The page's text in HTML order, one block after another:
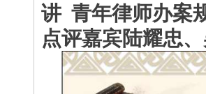
讲 青年律师办案
点评嘉宾陆耀忠